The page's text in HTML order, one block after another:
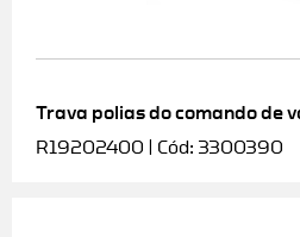
Trava polias do comando de
R19202400 | Cód: 3300390